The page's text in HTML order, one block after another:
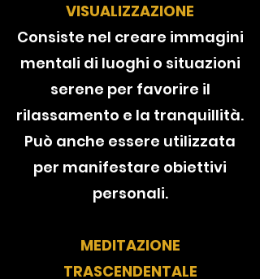
VISUALIZZAZIONE
Consiste nel creare immagini
mentali di luoghi o situazioni
serene per favorire il
rilassamento e la tranquillità.
Può anche essere utilizzata
per manifestare obiettivi
personali.
MEDITAZIONE
TRASCENDENTALE